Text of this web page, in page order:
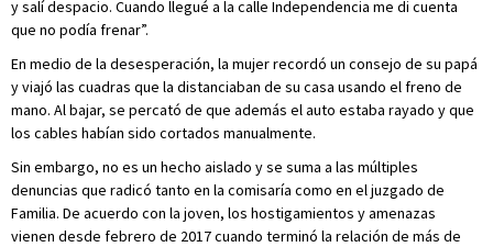
y salí despacio. Cuando llegué a la calle Independencia me di cuenta
que no podía frenar”.
En medio de la desesperación, la mujer recordó un consejo de su papá
y viajó las cuadras que la distanciaban de su casa usando el freno de
mano. Al bajar, se percató de que además el auto estaba rayado y que
los cables habían sido cortados manualmente.
Sin embargo, no es un hecho aislado y se suma a las múltiples
denuncias que radicó tanto en la comisaría como en el juzgado de
Familia. De acuerdo con la joven, los hostigamientos y amenazas
vienen desde febrero de 2017 cuando terminó la relación de más de